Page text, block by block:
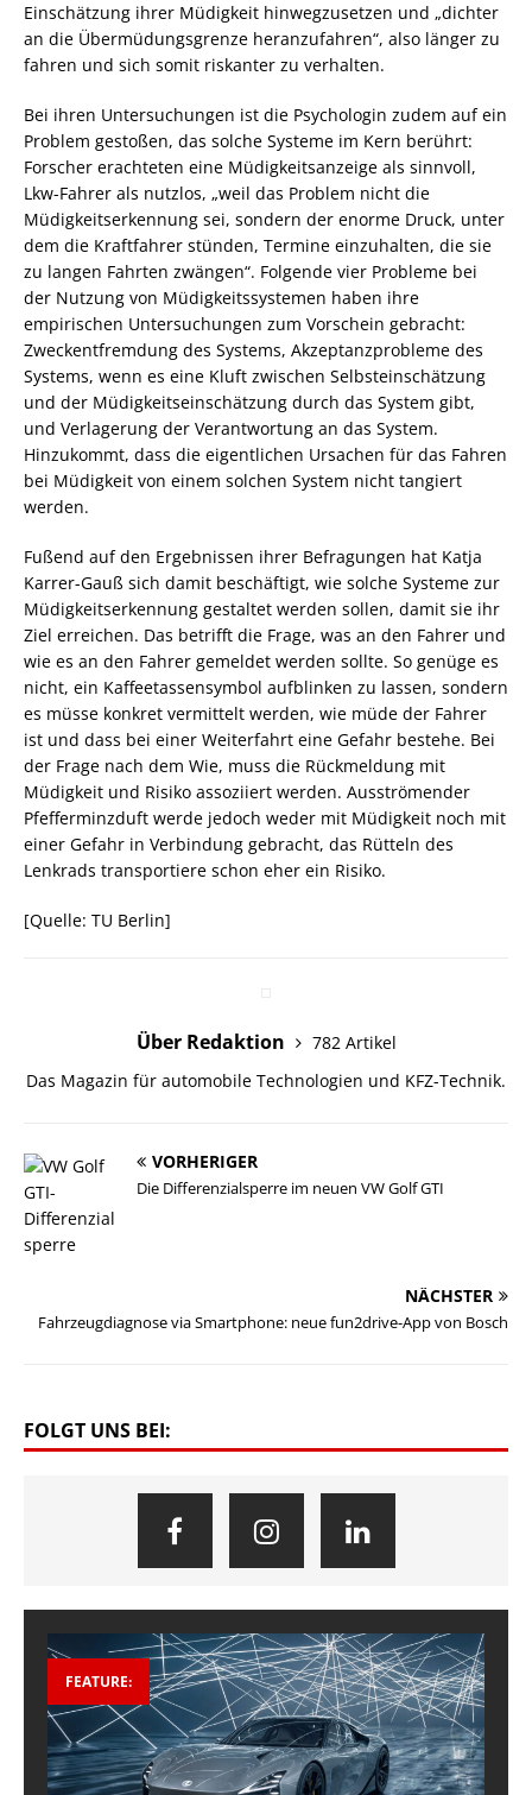
Einschätzung ihrer Müdigkeit hinwegzusetzen und „dichter
an die Übermüdungsgrenze heranzufahren“, also länger zu
fahren und sich somit riskanter zu verhalten.
Bei ihren Untersuchungen ist die Psychologin zudem auf ein
Problem gestoßen, das solche Systeme im Kern berührt:
Forscher erachteten eine Müdigkeitsanzeige als sinnvoll,
Lkw-Fahrer als nutzlos, „weil das Problem nicht die
Müdigkeitserkennung sei, sondern der enorme Druck, unter
dem die Kraftfahrer stünden, Termine einzuhalten, die sie
zu langen Fahrten zwängen“. Folgende vier Probleme bei
der Nutzung von Müdigkeitssystemen haben ihre
empirischen Untersuchungen zum Vorschein gebracht:
Zweckentfremdung des Systems, Akzeptanzprobleme des
Systems, wenn es eine Kluft zwischen Selbsteinschätzung
und der Müdigkeitseinschätzung durch das System gibt,
und Verlagerung der Verantwortung an das System.
Hinzukommt, dass die eigentlichen Ursachen für das Fahren
bei Müdigkeit von einem solchen System nicht tangiert
werden.
Fußend auf den Ergebnissen ihrer Befragungen hat Katja
Karrer-Gauß sich damit beschäftigt, wie solche Systeme zur
Müdigkeitserkennung gestaltet werden sollen, damit sie ihr
Ziel erreichen. Das betrifft die Frage, was an den Fahrer und
wie es an den Fahrer gemeldet werden sollte. So genüge es
nicht, ein Kaffeetassensymbol aufblinken zu lassen, sondern
es müsse konkret vermittelt werden, wie müde der Fahrer
ist und dass bei einer Weiterfahrt eine Gefahr bestehe. Bei
der Frage nach dem Wie, muss die Rückmeldung mit
Müdigkeit und Risiko assoziiert werden. Ausströmender
Pfefferminzduft werde jedoch weder mit Müdigkeit noch mit
einer Gefahr in Verbindung gebracht, das Rütteln des
Lenkrads transportiere schon eher ein Risiko.
[Quelle: TU Berlin]
Über Redaktion
782 Artikel
Das Magazin für automobile Technologien und KFZ-Technik.
VORHERIGER
Die Differenzialsperre im neuen VW Golf GTI
NÄCHSTER
Fahrzeugdiagnose via Smartphone: neue fun2drive-App von Bosch
FOLGT UNS BEI:
FEATURE: